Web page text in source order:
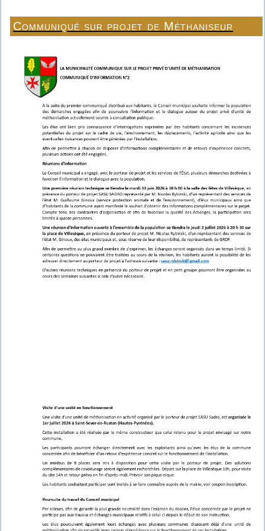
Communiqué sur projet de Méthaniseur